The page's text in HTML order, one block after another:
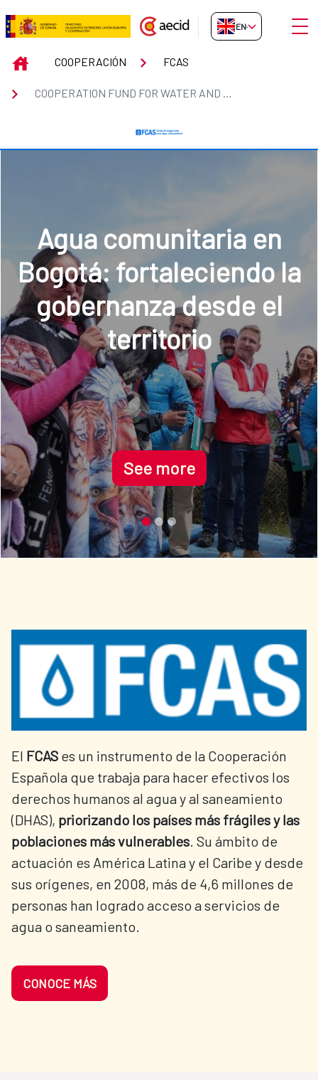
Skip to Main Content
COOPERATION FUND FOR
EN-GB
INICIOCOOPERACIÓN FCAS
COOPERATION FUND FOR WATER AND SANITATION. (FCAS)
Diálogos sobre agua,
género y desarrollo
urbano
See more
El FCAS es un instrumento de la Cooperación
Española que trabaja para hacer efectivos los
derechos humanos al agua y al saneamiento
(DHAS), priorizando los países más frágiles y las
poblaciones más vulnerables . Su ámbito de
actuación es América Latina y el Caribe y desde
sus orígenes, en 2008, más de 4,6 millones de
personas han logrado acceso a servicios de
agua o saneamiento.
CONOCE MÁS